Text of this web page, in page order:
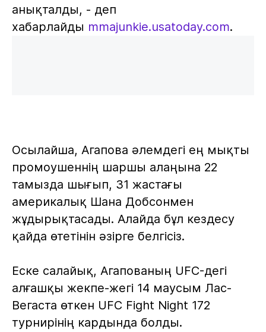
анықталды, - деп
хабарлайды mmajunkie.usatoday.com.
Осылайша, Агапова әлемдегі ең мықты
промоушеннің шаршы алаңына 22
тамызда шығып, 31 жастағы
америкалық Шана Добсонмен
жұдырықтасады. Алайда бұл кездесу
қайда өтетінін әзірге белгісіз.
Еске салайық, Агапованың UFC-дегі
алғашқы жекпе-жегі 14 маусым Лас-
Вегаста өткен UFC Fight Night 172
турнирінің кардында болды.